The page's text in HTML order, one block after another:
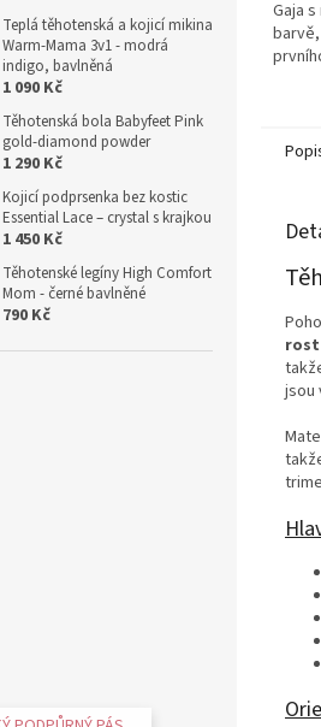
Teplá těhotenská a kojicí mikina
Warm-Mama 3v1 - modrá
indigo, bavlněná
1 090 Kč
Těhotenská bola Babyfeet Pink
gold-diamond powder
1 290 Kč
Kojicí podprsenka bez kostic
Essential Lace – crystal s krajkou
1 450 Kč
Těhotenské legíny High Comfort
Mom - černé bavlněné
790 Kč
Gaja
jsou